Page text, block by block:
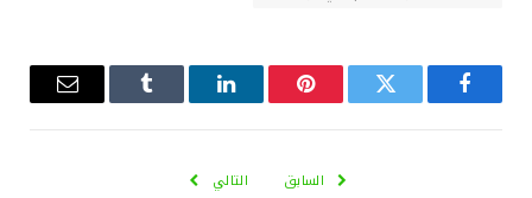
فيسبوك تويتر بينتيريستلينكدإن Tumblr
البريد
السابق التالي